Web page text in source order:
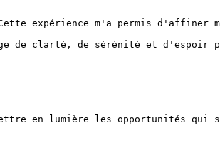
expérience m'a permis
de clarté, de sérénité et
en lumière les opportunités qui